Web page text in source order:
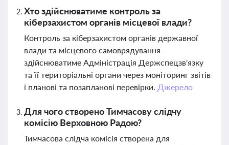
Хто здійснюватиме контроль за
кіберзахистом органів місцевої влади?
Контроль за кіберзахистом органів державної
влади та місцевого самоврядування
здійснюватиме Адміністрація Держспецзв'язку
та її територіальні органи через моніторинг звітів
і планові та позапланові перевірки. Джерело
Для чого створено Тимчасову слідчу
комісію Верховною Радою?
Тимчасова слідча комісія створена для